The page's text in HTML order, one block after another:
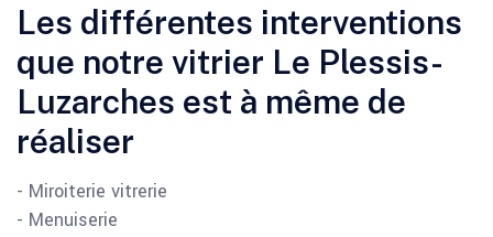
Les différentes interventions
que notre vitrier Le Plessis-
Luzarches est à même de
réaliser
- Miroiterie vitrerie
- Menuiserie